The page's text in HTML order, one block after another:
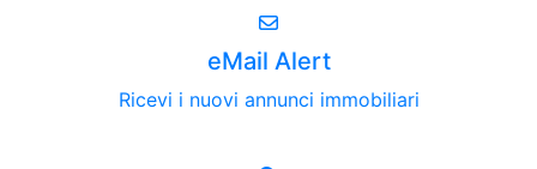
eMail Alert
Ricevi i nuovi annunci immobiliari